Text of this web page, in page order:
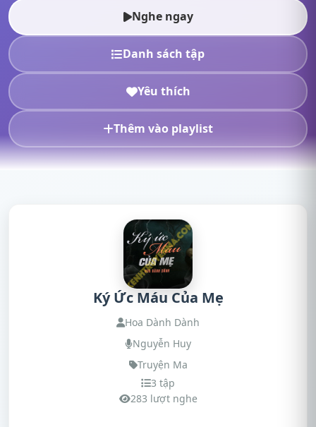
Nghe ngay
Danh sách tập
Yêu thích
Thêm vào playlist
Ký Ức Máu Của Mẹ
Hoa Dành Dành
Nguyễn Huy
Truyện Ma
3 tập
283 lượt nghe